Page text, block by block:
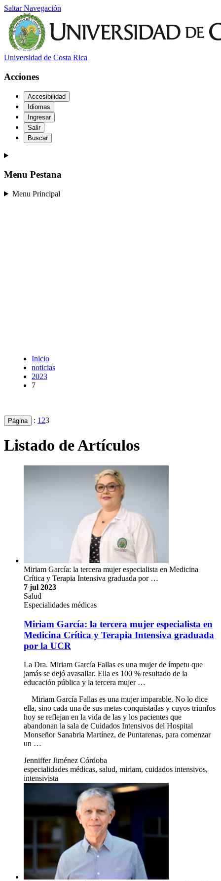
Saltar Navegación
Universidad de Costa Rica
Acciones
Accesibilidad
Idiomas
Ingresar
Salir
Buscar
Menu Pestana
Menu Principal
Inicio
noticias
2023
7
Página : 1 23
Listado de Artículos
Miriam García: la tercera mujer especialista en Medicina
Crítica y Terapia Intensiva graduada por …
7 jul 2023
Salud
Especialidades médicas
Miriam García: la tercera mujer especialista en
Medicina Crítica y Terapia Intensiva graduada
por la UCR
La Dra. Miriam García Fallas es una mujer de ímpetu que
jamás se dejó avasallar. Ella es 100 % resultado de la
educación pública y la tercera mujer …
Miriam García Fallas es una mujer imparable. No lo dice
ella, sino cada una de sus metas conquistadas y cuyos triunfos
hoy se reflejan en la vida de las y los pacientes que
abandonan la sala de Cuidados Intensivos del Hospital
Monseñor Sanabria Martínez, de Puntarenas, para comenzar
un …
Jenniffer Jiménez Córdoba
especialidades médicas, salud, miriam, cuidados intensivos,
intensivista